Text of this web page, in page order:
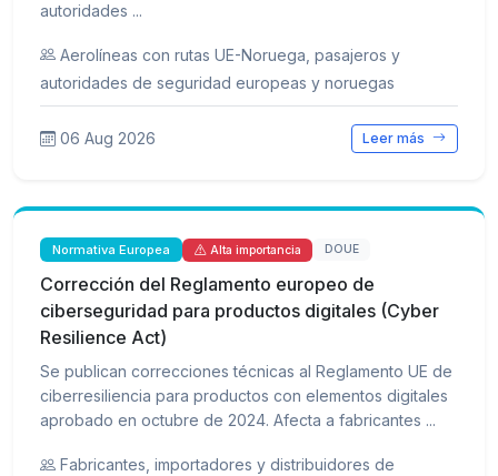
autoridades ...
Aerolíneas con rutas UE-Noruega, pasajeros y
autoridades de seguridad europeas y noruegas
06 Aug 2026 Leer más
Normativa Europea Alta importancia DOUE
Corrección del Reglamento europeo de
ciberseguridad para productos digitales (Cyber
Resilience Act)
Se publican correcciones técnicas al Reglamento UE de
ciberresiliencia para productos con elementos digitales
aprobado en octubre de 2024. Afecta a fabricantes ...
Fabricantes, importadores y distribuidores de